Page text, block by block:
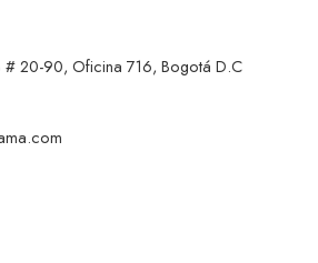
# 20-90, Oficina 716, Bogotá D.C